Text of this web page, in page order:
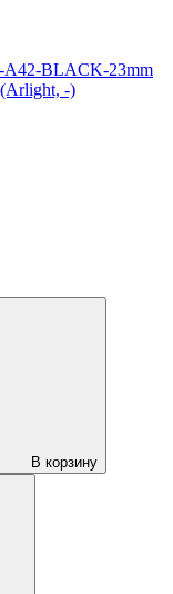
A42-BLACK-23mm
-)
В корзину